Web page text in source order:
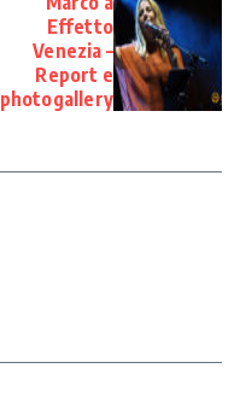
Effetto
Venezia –
Report e
photogallery